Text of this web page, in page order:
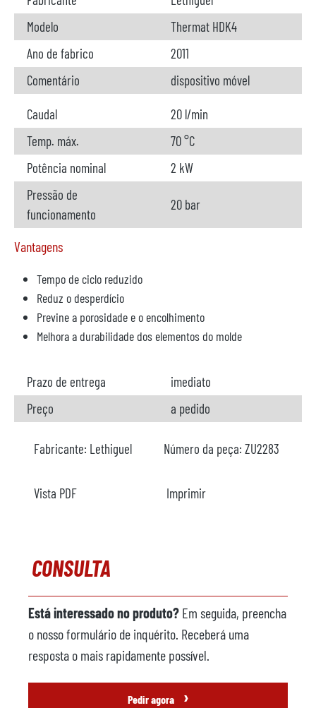
Modelo
Thermat HDK4
Ano de fabrico
2011
Comentário
dispositivo móvel
Caudal
20 l/min
Temp. máx.
70 °C
Potência nominal
2 kW
Pressão de
funcionamento
20 bar
Vantagens
Tempo de ciclo reduzido
Reduz o desperdício
Previne a porosidade e o encolhimento
Melhora a durabilidade dos elementos do molde
Prazo de entrega
imediato
Preço
a pedido
Fabricante: Lethiguel Número da peça: ZU2283
Vista PDF Imprimir
CONSULTA
Está interessado no produto? Em seguida, preencha
o nosso formulário de inquérito. Receberá uma
resposta o mais rapidamente possível.
Pedir agora ›